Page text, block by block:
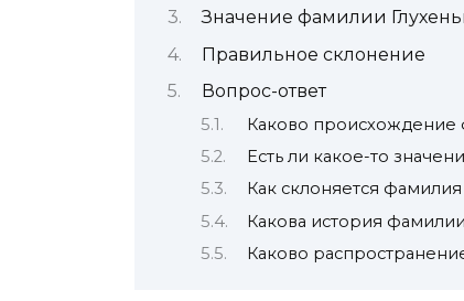
Значение фамилии
Правильное склонение
Вопрос-ответ
Каково происхождение
Есть ли какое-то
Как склоняется фамилия
Какова история
Каково